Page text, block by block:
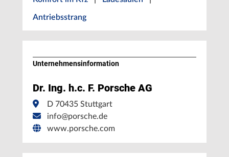
Antriebsstrang
Unternehmens­information
Dr. Ing. h.c. F. Porsche AG
D 70435 Stuttgart
info@porsche.de
www.porsche.com